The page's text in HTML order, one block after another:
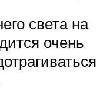
света на
очень